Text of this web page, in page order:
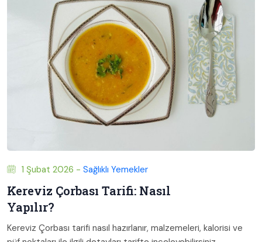
1 Şubat 2026 - Sağlıklı Yemekler
Kereviz Çorbası Tarifi: Nasıl
Yapılır?
Kereviz Çorbası tarifi nasıl hazırlanır, malzemeleri, kalorisi ve